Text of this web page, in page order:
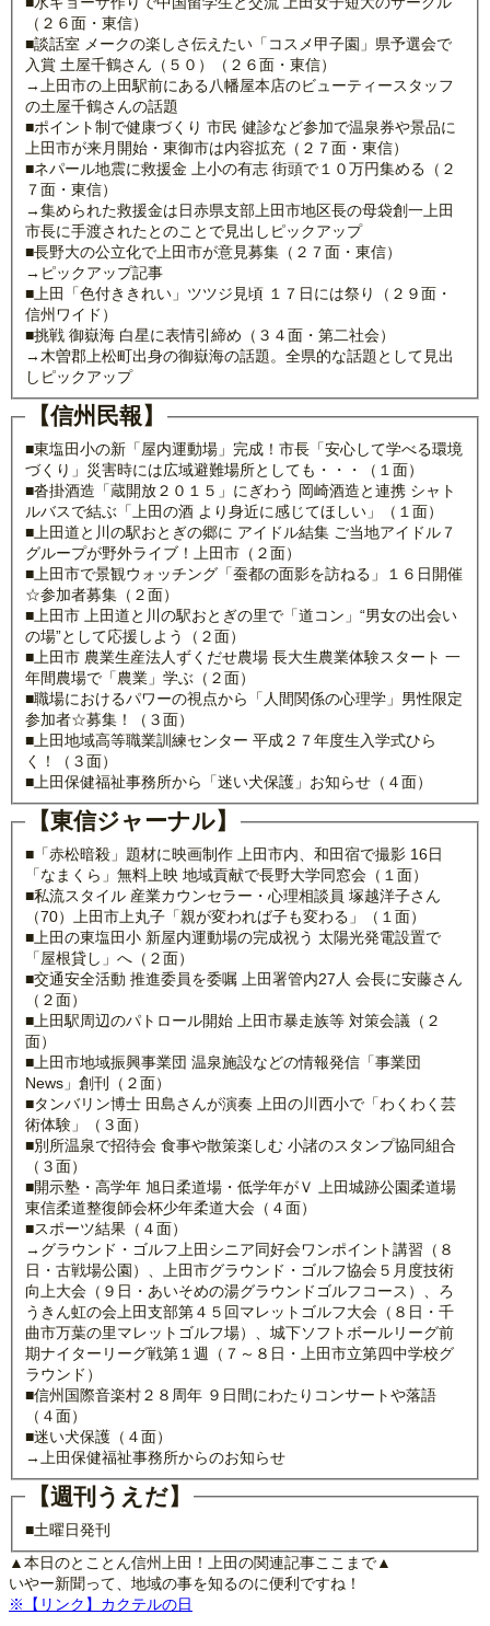
（２６面・東信）
■談話室 メークの楽しさ伝えたい「コスメ甲子園」県予選会で
入賞 土屋千鶴さん（５０）（２６面・東信）
→上田市の上田駅前にある八幡屋本店のビューティースタッフ
の土屋千鶴さんの話題
■ポイント制で健康づくり 市民 健診など参加で温泉券や景品に
上田市が来月開始・東御市は内容拡充（２７面・東信）
■ネパール地震に救援金 上小の有志 街頭で１０万円集める（２
７面・東信）
→集められた救援金は日赤県支部上田市地区長の母袋創一上田
市長に手渡されたとのことで見出しピックアップ
■長野大の公立化で上田市が意見募集（２７面・東信）
→ピックアップ記事
■上田「色付ききれい」ツツジ見頃 １７日には祭り（２９面・
信州ワイド）
■挑戦 御嶽海 白星に表情引締め（３４面・第二社会）
→木曽郡上松町出身の御嶽海の話題。全県的な話題として見出
しピックアップ
【信州民報】
■東塩田小の新「屋内運動場」完成！市長「安心して学べる環境
づくり」災害時には広域避難場所としても・・・（１面）
■沓掛酒造「蔵開放２０１５」にぎわう 岡崎酒造と連携 シャト
ルバスで結ぶ「上田の酒 より身近に感じてほしい」（１面）
■上田道と川の駅おとぎの郷に アイドル結集 ご当地アイドル７
グループが野外ライブ！上田市（２面）
■上田市で景観ウォッチング「蚕都の面影を訪ねる」１６日開催
☆参加者募集（２面）
■上田市 上田道と川の駅おとぎの里で「道コン」“男女の出会い
の場”として応援しよう（２面）
■上田市 農業生産法人ずくだせ農場 長大生農業体験スタート 一
年間農場で「農業」学ぶ（２面）
■職場におけるパワーの視点から「人間関係の心理学」男性限定
参加者☆募集！（３面）
■上田地域高等職業訓練センター 平成２７年度生入学式ひら
く！（３面）
■上田保健福祉事務所から「迷い犬保護」お知らせ（４面）
【東信ジャーナル】
■「赤松暗殺」題材に映画制作 上田市内、和田宿で撮影 16日
「なまくら」無料上映 地域貢献で長野大学同窓会（１面）
■私流スタイル 産業カウンセラー・心理相談員 塚越洋子さん
（70）上田市上丸子「親が変われば子も変わる」（１面）
■上田の東塩田小 新屋内運動場の完成祝う 太陽光発電設置で
「屋根貸し」へ（２面）
■交通安全活動 推進委員を委嘱 上田署管内27人 会長に安藤さん
（２面）
■上田駅周辺のパトロール開始 上田市暴走族等 対策会議（２
面）
■上田市地域振興事業団 温泉施設などの情報発信「事業団
News」創刊（２面）
■タンバリン博士 田島さんが演奏 上田の川西小で「わくわく芸
術体験」（３面）
■別所温泉で招待会 食事や散策楽しむ 小諸のスタンプ協同組合
（３面）
■開示塾・高学年 旭日柔道場・低学年がＶ 上田城跡公園柔道場
東信柔道整復師会杯少年柔道大会（４面）
■スポーツ結果（４面）
→グラウンド・ゴルフ上田シニア同好会ワンポイント講習（８
日・古戦場公園）、上田市グラウンド・ゴルフ協会５月度技術
向上大会（９日・あいそめの湯グラウンドゴルフコース）、ろ
うきん虹の会上田支部第４５回マレットゴルフ大会（８日・千
曲市万葉の里マレットゴルフ場）、城下ソフトボールリーグ前
期ナイターリーグ戦第１週（７～８日・上田市立第四中学校グ
ラウンド）
■信州国際音楽村２８周年 ９日間にわたりコンサートや落語
（４面）
■迷い犬保護（４面）
→上田保健福祉事務所からのお知らせ
【週刊うえだ】
■土曜日発刊
▲本日のとことん信州上田！上田の関連記事ここまで▲
いやー新聞って、地域の事を知るのに便利ですね！
※【リンク】カクテルの日